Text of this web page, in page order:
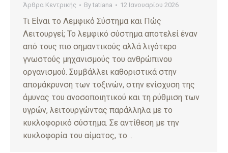
Άρθρα Κεντρικής Bytatiana 12 Ιανουαρίου 2026
Τι Είναι το Λεμφικό Σύστημα και Πώς
Λειτουργεί; Το λεμφικό σύστημα αποτελεί έναν
από τους πιο σημαντικούς αλλά λιγότερο
γνωστούς μηχανισμούς του ανθρώπινου
οργανισμού. Συμβάλλει καθοριστικά στην
απομάκρυνση των τοξινών, στην ενίσχυση της
άμυνας του ανοσοποιητικού και τη ρύθμιση των
υγρών, λειτουργώντας παράλληλα με το
κυκλοφορικό σύστημα. Σε αντίθεση με την
κυκλοφορία του αίματος, το…